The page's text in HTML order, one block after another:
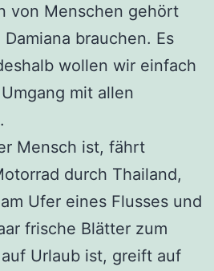
von Menschen gehört
brauchen. Es
wollen wir einfach
mit allen
Mensch ist, fährt
durch Thailand,
Ufer eines Flusses und
frische Blätter zum
Urlaub ist, greift auf